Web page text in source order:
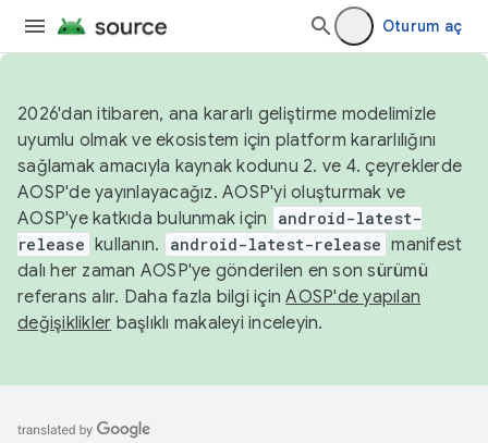
Oturum aç
2026'dan itibaren, ana kararlı geliştirme modelimizle
uyumlu olmak ve ekosistem için platform kararlılığını
sağlamak amacıyla kaynak kodunu 2. ve 4. çeyreklerde
AOSP'de yayınlayacağız. AOSP'yi oluşturmak ve
AOSP'ye katkıda bulunmak için
android-latest-
release kullanın. android-latest-release manifest
dalı her zaman AOSP'ye gönderilen en son sürümü
referans alır. Daha fazla bilgi içinAOSP'de yapılan
değişiklikler başlıklı makaleyi inceleyin.